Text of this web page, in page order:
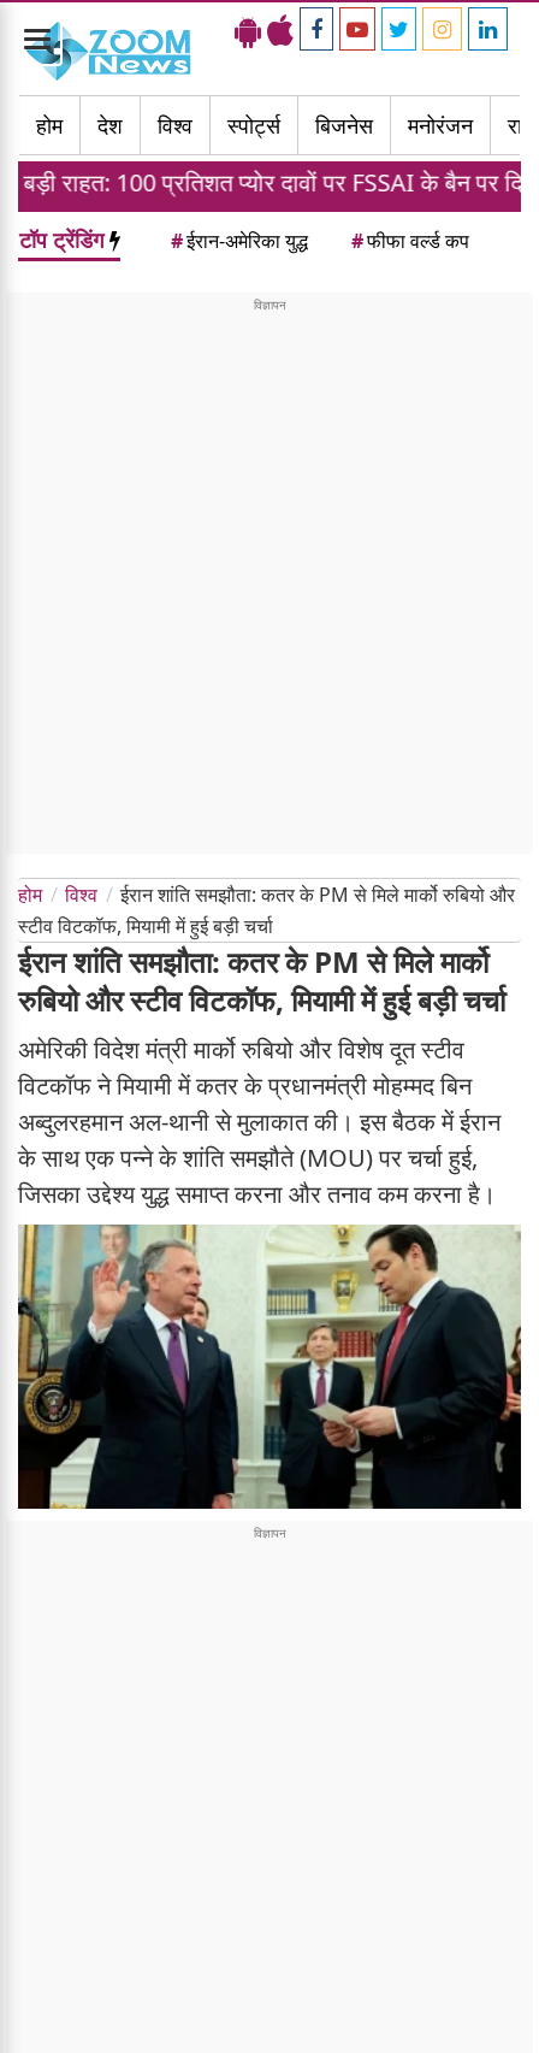
Toggle
navigation
होम
देश विश्व स्पोर्ट्स बिजनेस मनोरंजन
प्योर दावों पर FSSAI के बैन पर दिल्ली हाई कोर्ट का स्टे
टॉप ट्रेंडिंग #ईरान-अमेरिका युद्ध #फीफा वर्ल्ड कप
होम विश्व
ईरान शांति समझौता: कतर के PM से मिले मार्को रुबियो और
स्टीव विटकॉफ, मियामी में हुई बड़ी चर्चा
ईरान शांति समझौता: कतर के PM से मिले मार्को
रुबियो और स्टीव विटकॉफ, मियामी में हुई बड़ी चर्चा
अमेरिकी विदेश मंत्री मार्को रुबियो और विशेष दूत स्टीव
विटकॉफ ने मियामी में कतर के प्रधानमंत्री मोहम्मद बिन
अब्दुलरहमान अल-थानी से मुलाकात की। इस बैठक में ईरान
के साथ एक पन्ने के शांति समझौते (MOU) पर चर्चा हुई,
जिसका उद्देश्य युद्ध समाप्त करना और तनाव कम करना है।